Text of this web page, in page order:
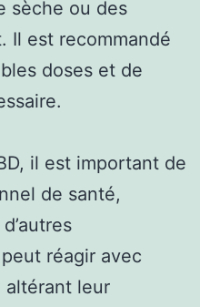
sèche ou des
Il est recommandé
doses et de
il est important de
de santé,
réagir avec
altérant leur